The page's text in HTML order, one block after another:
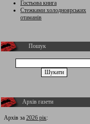
Гостьова книга
Стежками холодноярських
отаманів
Пошук
Архів газети
Архів за 2026 рік: